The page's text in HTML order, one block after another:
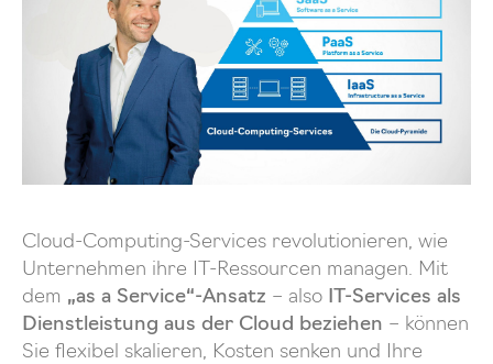
Cloud-Computing-Services revolutionieren, wie
Unternehmen ihre IT-Ressourcen managen. Mit
dem „as a Service“-Ansatz – also IT-Services als
Dienstleistung aus der Cloud beziehen – können
Sie flexibel skalieren, Kosten senken und Ihre